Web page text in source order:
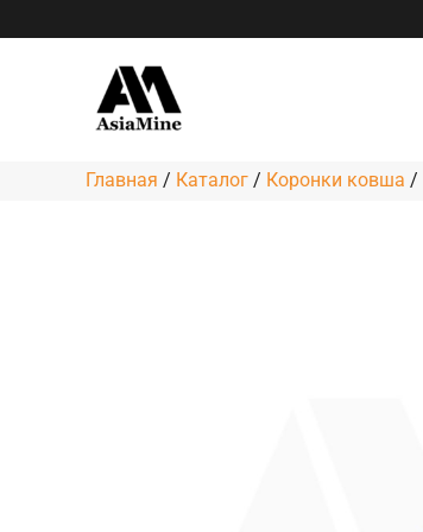
к
содержимому
Главная / Каталог / Коронки ковша /